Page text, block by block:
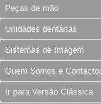
Peças de mão
Unidades dentárias
Sistemas de Imagem
Quem Somos e
Ir para Versão Clássica